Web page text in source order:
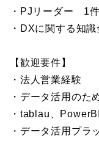
・PJリーダー 1
・DXに関する知識
【歓迎要件】
・法人営業経験
・データ活用のた
・tablau、
・データ活用プラ